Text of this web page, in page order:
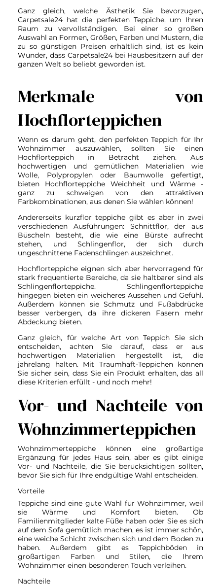
Ganz gleich, welche Ästhetik Sie bevorzugen,
Carpetsale24 hat die perfekten Teppiche, um Ihren
Raum zu vervollständigen. Bei einer so großen
Auswahl an Formen, Größen, Farben und Mustern, die
zu so günstigen Preisen erhältlich sind, ist es kein
Wunder, dass Carpetsale24 bei Hausbesitzern auf der
ganzen Welt so beliebt geworden ist.
Merkmale von
Hochflorteppichen
Wenn es darum geht, den perfekten Teppich für Ihr
Wohnzimmer auszuwählen, sollten Sie einen
Hochflorteppich in Betracht ziehen. Aus
hochwertigen und gemütlichen Materialien wie
Wolle, Polypropylen oder Baumwolle gefertigt,
bieten Hochflorteppiche Weichheit und Wärme -
ganz zu schweigen von den attraktiven
Farbkombinationen, aus denen Sie wählen können!
Andererseits kurzflor teppiche gibt es aber in zwei
verschiedenen Ausführungen: Schnittflor, der aus
Büscheln besteht, die wie eine Bürste aufrecht
stehen, und Schlingenflor, der sich durch
ungeschnittene Fadenschlingen auszeichnet.
Hochflorteppiche eignen sich aber hervorragend für
stark frequentierte Bereiche, da sie haltbarer sind als
Schlingenflorteppiche. Schlingenflorteppiche
hingegen bieten ein weicheres Aussehen und Gefühl.
Außerdem können sie Schmutz und Fußabdrücke
besser verbergen, da ihre dickeren Fasern mehr
Abdeckung bieten.
Ganz gleich, für welche Art von Teppich Sie sich
entscheiden, achten Sie darauf, dass er aus
hochwertigen Materialien hergestellt ist, die
jahrelang halten. Mit Traumhaft-Teppichen können
Sie sicher sein, dass Sie ein Produkt erhalten, das all
diese Kriterien erfüllt - und noch mehr!
Vor- und Nachteile von
Wohnzimmerteppichen
Wohnzimmerteppiche können eine großartige
Ergänzung für jedes Haus sein, aber es gibt einige
Vor- und Nachteile, die Sie berücksichtigen sollten,
bevor Sie sich für Ihre endgültige Wahl entscheiden.
Vorteile
Teppiche sind eine gute Wahl für Wohnzimmer, weil
sie Wärme und Komfort bieten. Ob
Familienmitglieder kalte Füße haben oder Sie es sich
auf dem Sofa gemütlich machen, es ist immer schön,
eine weiche Schicht zwischen sich und dem Boden zu
haben. Außerdem gibt es Teppichböden in
großartigen Farben und Stilen, die Ihrem
Wohnzimmer einen besonderen Touch verleihen.
Nachteile